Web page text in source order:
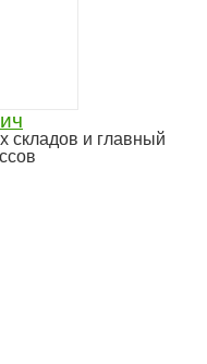
складов и главный